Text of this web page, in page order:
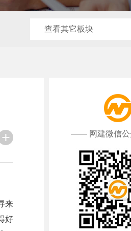
查看其它板块
来
好
—— 网建微信